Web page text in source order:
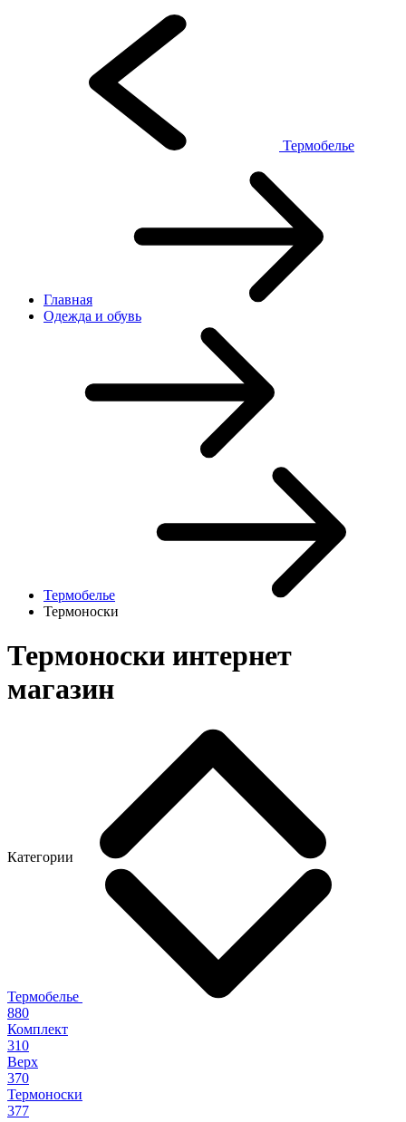
Термобелье
Главная
Одежда и обувь
Термобелье
Термоноски
Термоноски интернет
магазин
Категории
Термобелье
880
Комплект
310
Верх
370
Термоноски
377